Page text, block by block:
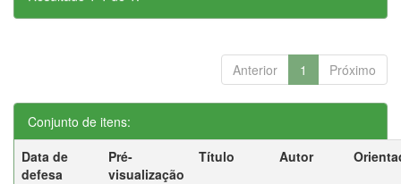
Anterior 1 Próximo
Conjunto de itens:
Data de
defesa
Pré-
visualização
Título Autor